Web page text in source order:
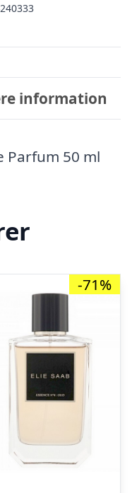
information
Parfum 50 ml
-71%